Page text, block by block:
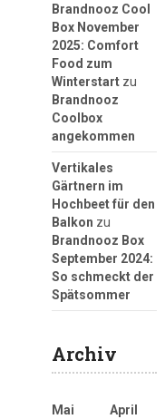
Brandnooz Cool
Box November
2025: Comfort
Food zum
Winterstartzu
Brandnooz
Coolbox
angekommen
Vertikales
Gärtnern im
Hochbeet für den
Balkon zu
Brandnooz Box
September 2024:
So schmeckt der
Spätsommer
Archiv
Mai
April